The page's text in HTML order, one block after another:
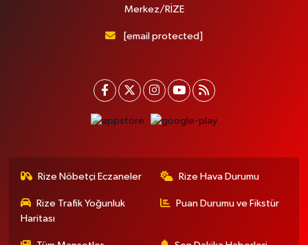
Merkez/RİZE
[email protected]
Rize Nöbetçi Eczaneler Rize Hava Durumu
Rize Trafik Yoğunluk
Haritası
Puan Durumu ve Fikstür